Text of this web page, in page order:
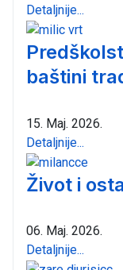
Detaljnije...
baštini
15. Maj. 2026.
Detaljnije...
Život i
06. Maj. 2026.
Detaljnije...